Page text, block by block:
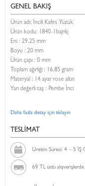
GENEL BAKIŞ
Ürün adı: İncili Kafes Yüzük
Ürün kodu: 1840-1bajr6j
Eni : 29.25 mm
Boyu : 20 mm
Ürün çapı : 0 mm
Toplam ağırlığı : 16.85 gram
Materyal : 14 ayar rose altın
Yarı değerli taş : Pembe İnci
Daha fazla detay için tıklayın
TESLİMAT
Üretim Süresi: 4 – 5 İŞ
69 TL üstü alışverişlerde